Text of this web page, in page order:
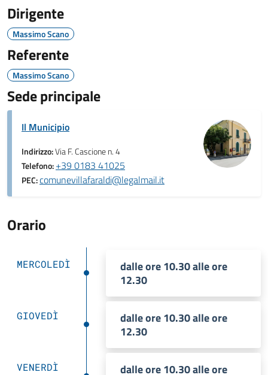
Dirigente
Massimo Scano
Referente
Massimo Scano
Sede principale
Il Municipio
Indirizzo:Via F. Cascione n. 4
Telefono:+39 0183 41025
PEC:comunevillafaraldi@legalmail.it
Orario
MERCOLEDÌ
dalle ore 10.30 alle ore
12.30
GIOVEDÌ
dalle ore 10.30 alle ore
12.30
VENERDÌ dalle ore 10.30 alle ore